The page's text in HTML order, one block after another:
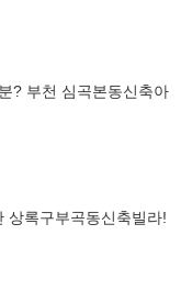
? 부천 심곡본동신축아
상록구부곡동신축빌라!